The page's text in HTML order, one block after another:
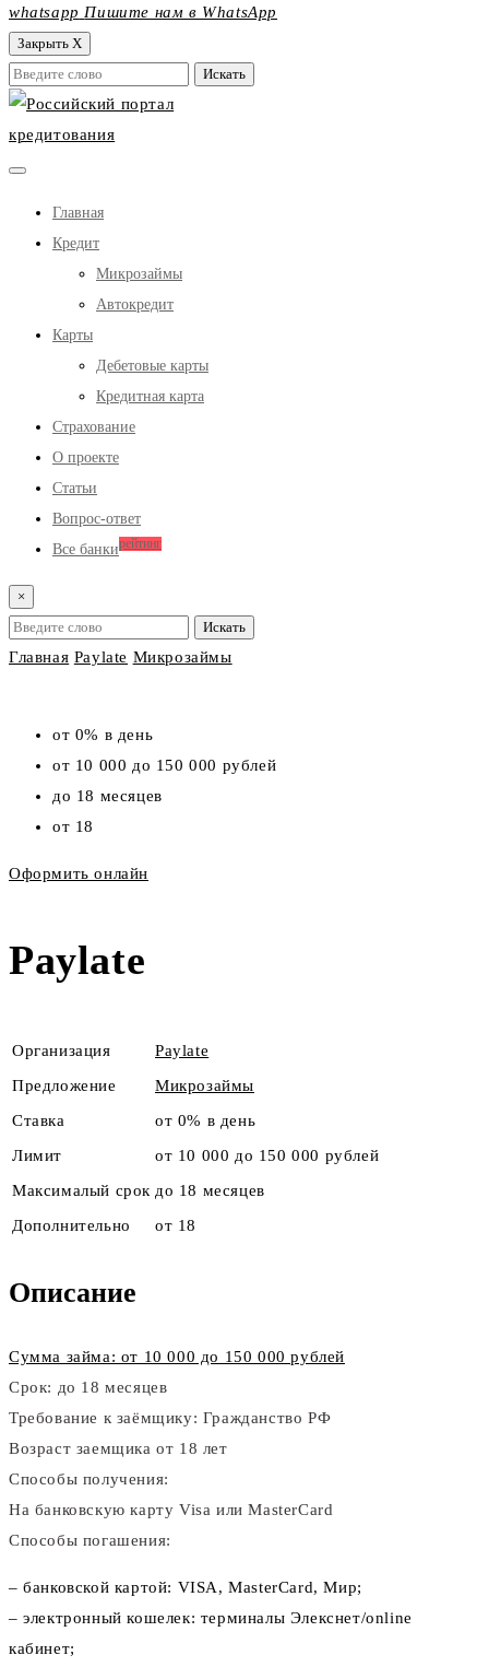
whatsapp Пишите нам в WhatsApp
Закрыть X
Главная
Кредит
Микрозаймы
Автокредит
Карты
Дебетовые карты
Кредитная карта
Страхование
О проекте
Статьи
Вопрос-ответ
Все банкирейтинг
×
Главная Paylate Микрозаймы
от 0% в день
от 10 000 до 150 000 рублей
до 18 месяцев
от 18
Оформить онлайн
Paylate
Организация
Paylate
Предложение
Микрозаймы
Ставка
от 0% в день
Лимит
от 10 000 до 150 000 рублей
Максималый срок до 18 месяцев
Дополнительно
от 18
Описание
Сумма займа: от 10 000 до 150 000 рублей
Срок: до 18 месяцев
Требование к заёмщику: Гражданство РФ
Возраст заемщика от 18 лет
Способы получения:
На банковскую карту Visa или MasterCard
Способы погашения:
– банковской картой: VISA, MasterCard, Мир;
– электронный кошелек: терминалы Элекснет/online
кабинет;